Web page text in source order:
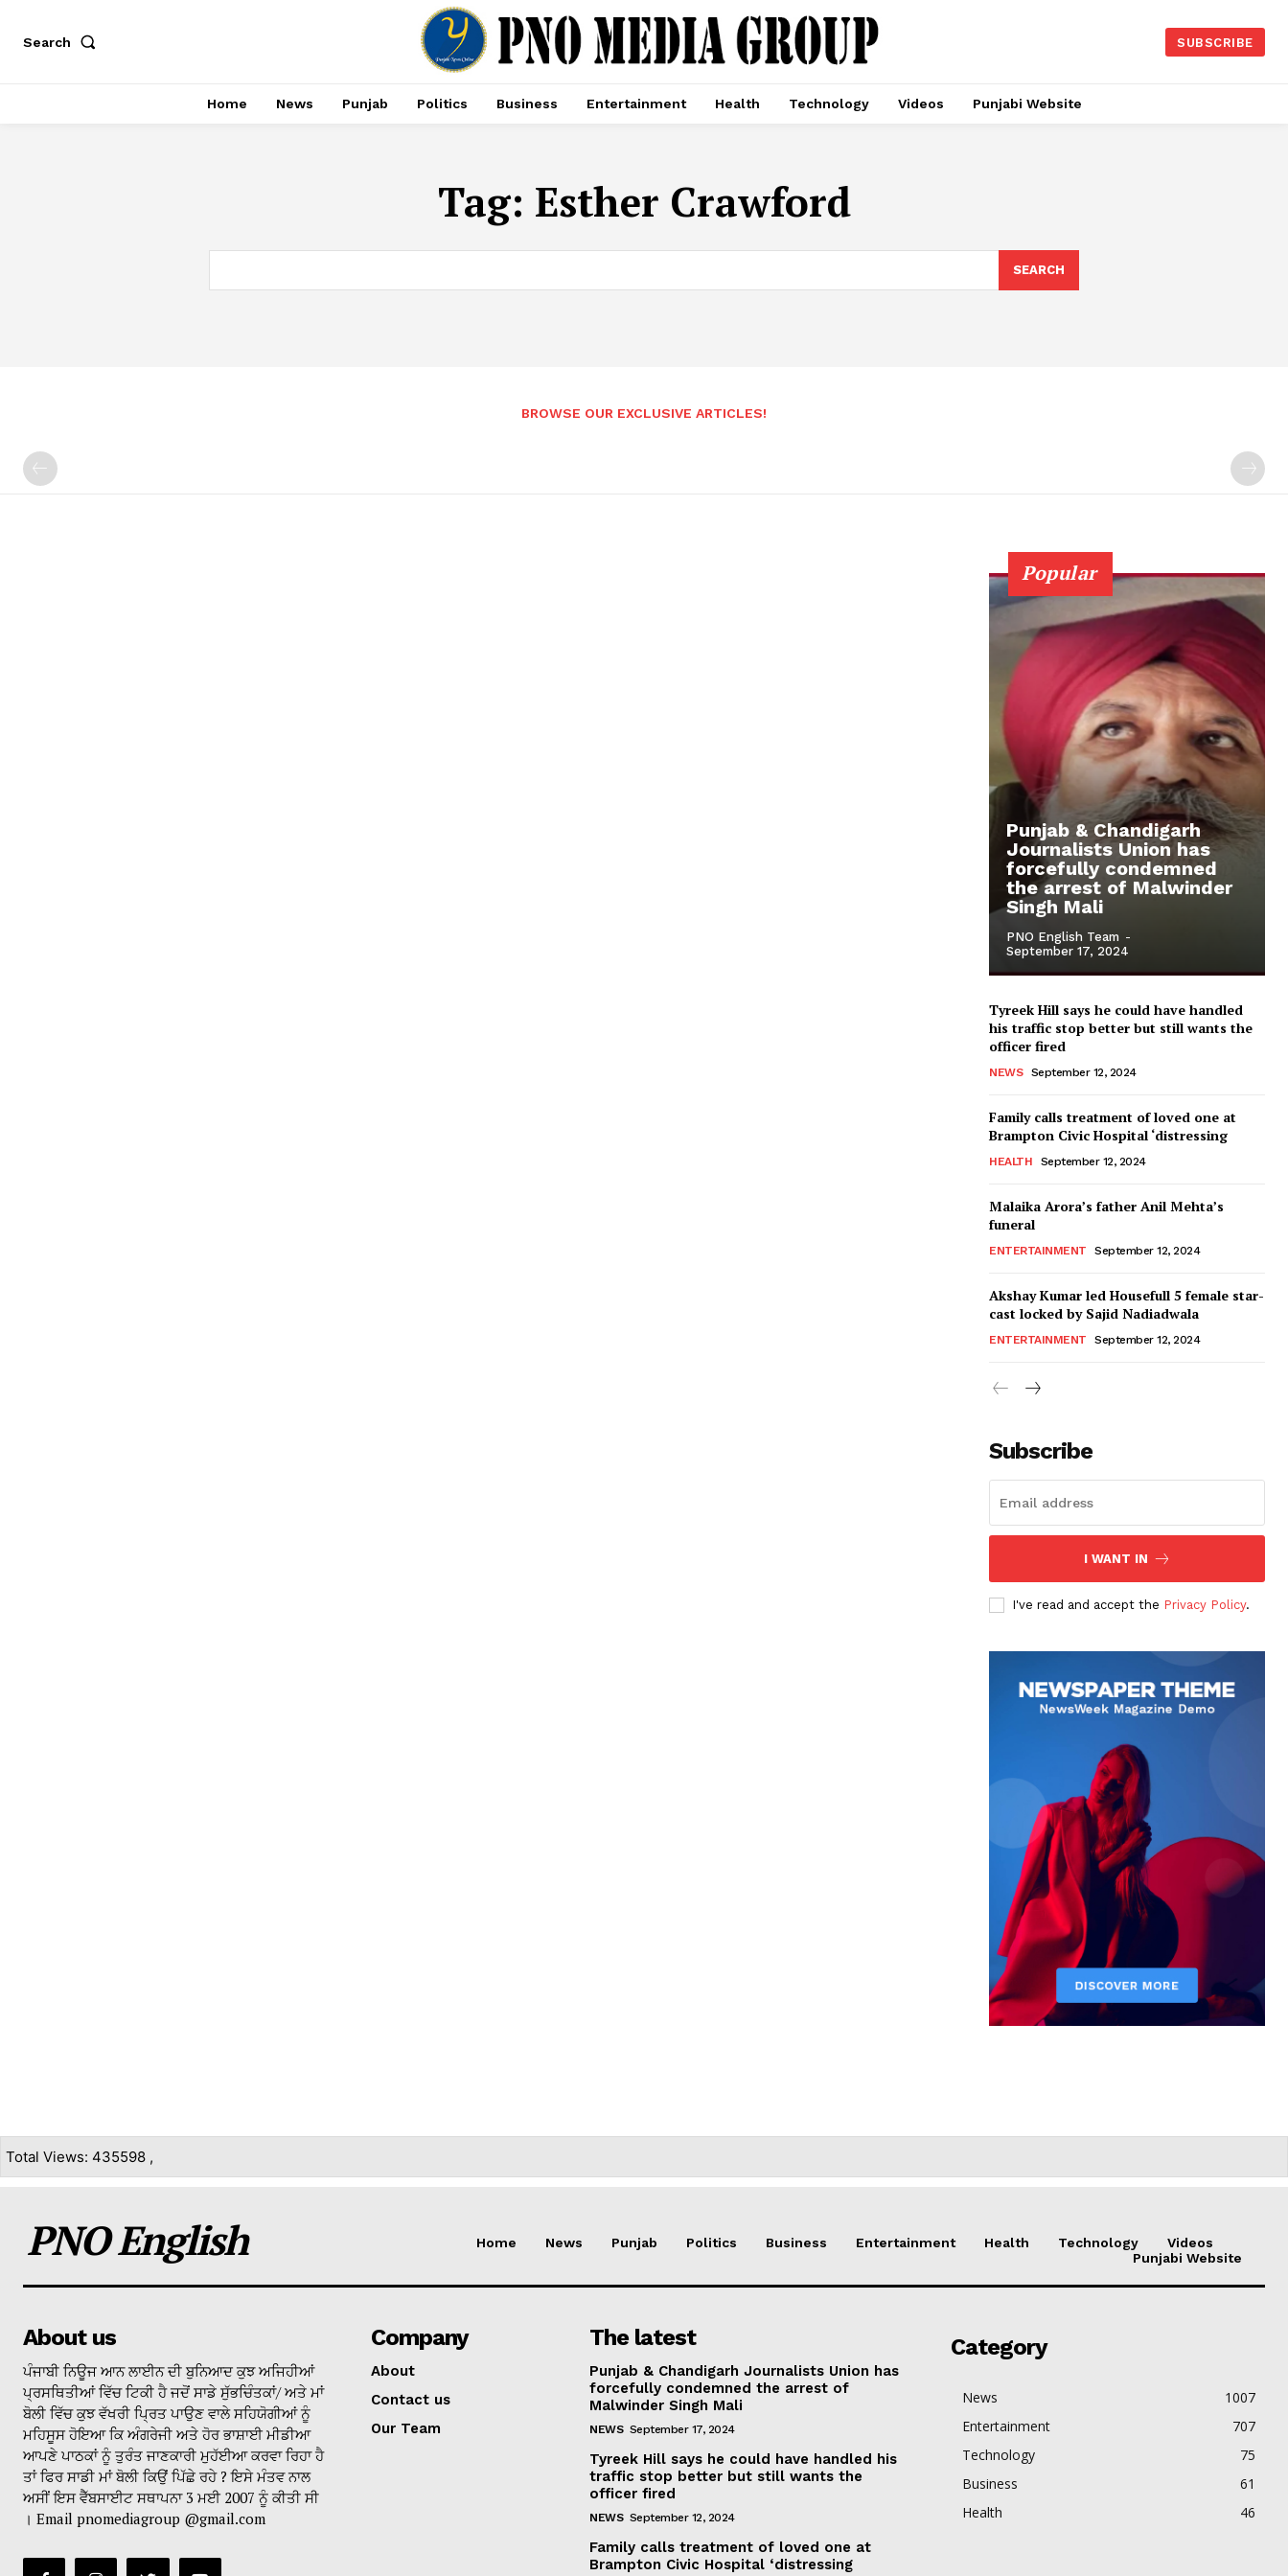
Search SUBSCRIBE
Home News Punjab Politics Business Entertainment Health Technology Videos Punjabi Website
Tag: Esther Crawford
SEARCH
BROWSE OUR EXCLUSIVE ARTICLES!
Popular
Punjab & Chandigarh
Journalists Union has
forcefully condemned
the arrest of Malwinder
Singh Mali
PNO English Team -
September 17, 2024
Tyreek Hill says he could have handled
his traffic stop better but still wants the
officer fired
NEWS September 12, 2024
Family calls treatment of loved one at
Brampton Civic Hospital ‘distressing
HEALTH September 12, 2024
Malaika Arora’s father Anil Mehta’s
funeral
ENTERTAINMENT September 12, 2024
Akshay Kumar led Housefull 5 female star-
cast locked by Sajid Nadiadwala
ENTERTAINMENT September 12, 2024
Subscribe
I WANT IN
I've read and accept the Privacy Policy.
Total Views: 435598 ,
PNO English Home News Punjab Politics Business Entertainment Health Technology
Videos
Punjabi Website
About us
ਪੰਜਾਬੀ ਨਿਊਜ ਆਨ ਲਾਈਨ ਦੀ ਬੁਨਿਆਦ ਕੁਝ ਅਜਿਹੀਆਂ
ਪ੍ਰਸਥਿਤੀਆਂ ਵਿੱਚ ਟਿਕੀ ਹੈ ਜਦੋਂ ਸਾਡੇ ਸੁੱਭਚਿੰਤਕਾਂ/ ਅਤੇ ਮਾਂ
ਬੋਲੀ ਵਿੱਚ ਕੁਝ ਵੱਖਰੀ ਪ੍ਰਿਤ ਪਾਉਣ ਵਾਲੇ ਸਹਿਯੋਗੀਆਂ ਨੂੰ
ਮਹਿਸੂਸ ਹੋਇਆ ਕਿ ਅੰਗਰੇਜੀ ਅਤੇ ਹੋਰ ਭਾਸ਼ਾਈ ਮੀਡੀਆ
ਆਪਣੇ ਪਾਠਕਾਂ ਨੂੰ ਤੁਰੰਤ ਜਾਣਕਾਰੀ ਮੁਹੱਈਆ ਕਰਵਾ ਰਿਹਾ ਹੈ
ਤਾਂ ਫਿਰ ਸਾਡੀ ਮਾਂ ਬੋਲੀ ਕਿਉਂ ਪਿੱਛੇ ਰਹੇ ? ਇਸੇ ਮੰਤਵ ਨਾਲ
ਅਸੀਂ ਇਸ ਵੈੱਬਸਾਈਟ ਸਥਾਪਨਾ 3 ਮਈ 2007 ਨੂੰ ਕੀਤੀ ਸੀ
। Email pnomediagroup @gmail.com
Company
About
Contact us
Our Team
The latest
Punjab & Chandigarh Journalists Union has
forcefully condemned the arrest of
Malwinder Singh Mali
NEWS September 17, 2024
Tyreek Hill says he could have handled his
traffic stop better but still wants the
officer fired
NEWS September 12, 2024
Family calls treatment of loved one at
Brampton Civic Hospital ‘distressing
Category
News
1007
Entertainment
707
Technology
75
Business
61
Health
46